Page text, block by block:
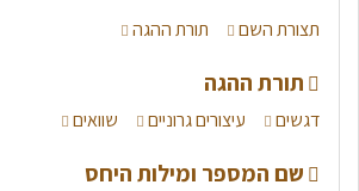
תצורת השם
תורת ההגה
תורת ההגה
דגשים עיצורים גרוניים שוואים
שם המספר ומילות היחס